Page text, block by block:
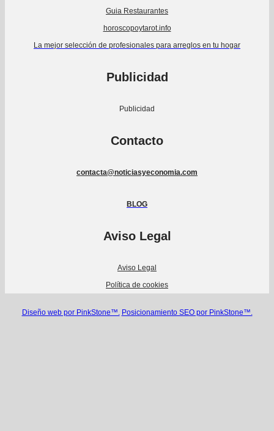
Guia Restaurantes
horoscopoytarot.info
La mejor selección de profesionales para arreglos en tu hogar
Publicidad
Publicidad
Contacto
contacta@noticiasyeconomia.com
BLOG
Aviso Legal
Aviso Legal
Política de cookies
Diseño web por PinkStone™. Posicionamiento SEO por PinkStone™.